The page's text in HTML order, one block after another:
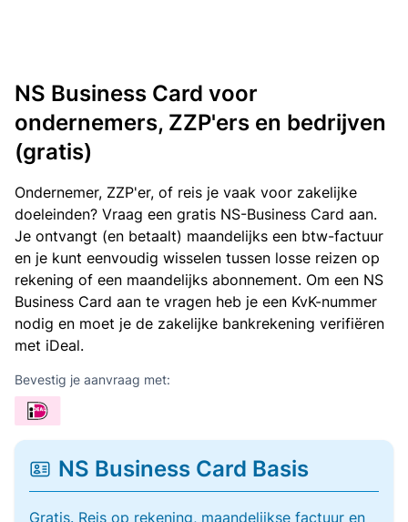
NS Business Card voor
ondernemers, ZZP'ers en bedrijven
(gratis)
Ondernemer, ZZP'er, of reis je vaak voor zakelijke
doeleinden? Vraag een gratis NS-Business Card aan.
Je ontvangt (en betaalt) maandelijks een btw-factuur
en je kunt eenvoudig wisselen tussen losse reizen op
rekening of een maandelijks abonnement. Om een NS
Business Card aan te vragen heb je een KvK-nummer
nodig en moet je de zakelijke bankrekening verifiëren
met iDeal.
Bevestig je aanvraag met:
NS Business Card Basis
Gratis. Reis op rekening, maandelijkse factuur en